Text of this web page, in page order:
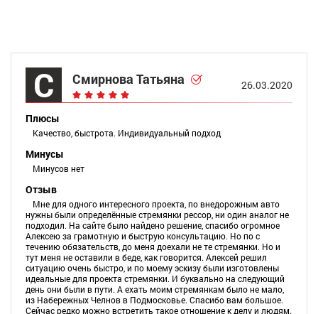
С Смирнова Татьяна 26.03.2020
Плюсы
Качество, быстрота. Индивидуальный подход
Минусы
Минусов нет
Отзыв
Мне для одного интересного проекта, по внедорожным авто
нужны были определённые стремянки рессор, ни один аналог не
подходил. На сайте было найдено решение, спасибо огромное
Алексею за грамотную и быструю консультацию. Но по с
течению обязательств, до меня доехали не те стремянки. Но и
тут меня не оставили в беде, как говорится. Алексей решил
ситуацию очень быстро, и по моему эскизу были изготовлены
идеальные для проекта стремянки. И буквально на следующий
день они были в пути. А ехать моим стремянкам было не мало,
из Набережных Челнов в Подмосковье. Спасибо вам большое.
Сейчас редко можно встретить такое отношение к делу и людям.